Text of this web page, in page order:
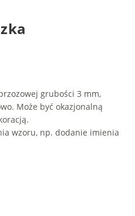
grubości 3 mm,
Może być okazjonalną
wzoru, np. dodanie imienia